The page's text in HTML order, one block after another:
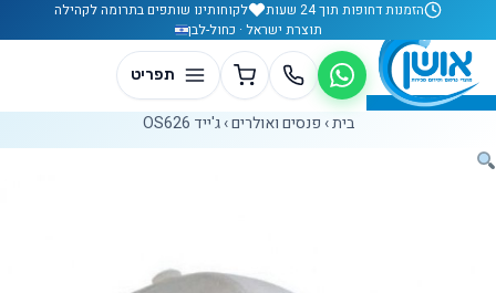
דלג לתוכןהזמנות דחופות תוך 24 שעות
לקוחותינו שותפים בתרומה לקהילה
תוצרת ישראל · כחול-לבן
בית› פנסים ואולרים›ג'ייד OS626